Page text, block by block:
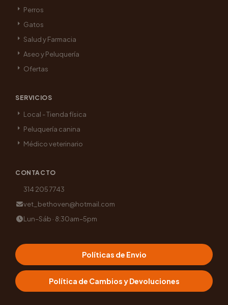
Perros
Gatos
Salud y Farmacia
Aseo y Peluquería
Ofertas
SERVICIOS
Local - Tienda física
Peluquería canina
Médico veterinario
CONTACTO
314 205 7743
vet_bethoven@hotmail.com
Lun–Sáb · 8:30am–5pm
Políticas de Envio
Política de Cambios y Devoluciones